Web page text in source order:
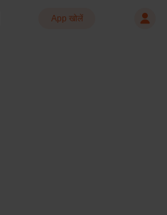
App खोलें